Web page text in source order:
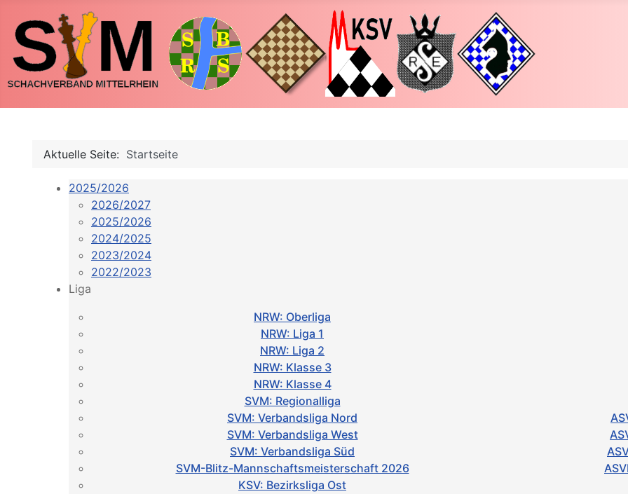
Aktuelle Seite: Startseite
2025/2026
2026/2027
2025/2026
2024/2025
2023/2024
2022/2023
Liga
NRW: Oberliga
NRW: Liga 1
NRW: Liga 2
NRW: Klasse 3
NRW: Klasse 4
SVM: Regionalliga
SVM: Verbandsliga Nord
SVM: Verbandsliga West
SVM: Verbandsliga Süd
SVM-Blitz-Mannschaftsmeisterschaft 2026
KSV: Bezirksliga Ost